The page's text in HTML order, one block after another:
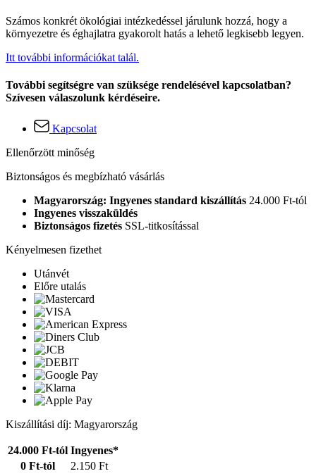
Számos konkrét ökológiai intézkedéssel járulunk hozzá, hogy a
környezetre és éghajlatra gyakorolt hatás a lehető legkisebb legyen.
Itt további információkat talál.
További segítségre van szüksége rendelésével kapcsolatban?
Szívesen válaszolunk kérdéseire.
Kapcsolat
Ellenőrzött minőség
Biztonságos és megbízható vásárlás
Magyarország: Ingyenes standard kiszállítás 24.000 Ft-tól
Ingyenes visszaküldés
Biztonságos fizetés SSL-titkosítással
Kényelmesen fizethet
Utánvét
Előre utalás
Kiszállítási díj: Magyarország
24.000 Ft-tól Ingyenes*
0 Ft-tól
2.150 Ft